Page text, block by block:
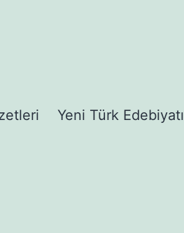
Yeni Türk Edebiyatı